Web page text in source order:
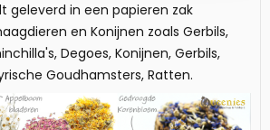
geleverd in een papieren zak
en Konijnen zoals Gerbils,
Degoes, Konijnen, Gerbils,
Goudhamsters, Ratten.